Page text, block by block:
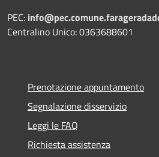
PEC:
Centralino Unico: 0363688601
Prenotazione appuntamento
Segnalazione disservizio
Leggi le FAQ
Richiesta assistenza